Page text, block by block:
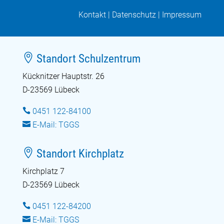
Kontakt | Datenschutz | Impressum
 Standort Schulzentrum
Kücknitzer Hauptstr. 26
D-23569 Lübeck
 0451 122-84100
 E-Mail: TGGS
 Standort Kirchplatz
Kirchplatz 7
D-23569 Lübeck
 0451 122-84200
 E-Mail: TGGS